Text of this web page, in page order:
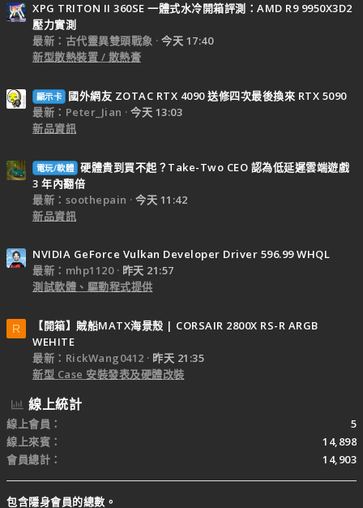
XPG TRITON II 360SE 一體式水冷開箱評測：AMD R9 9950X3D2
壓力實測
最新：古代靈異雙頭戰象
今天 17:40
新型散熱裝置 / 散熱膏
顯示卡
國外網友 ZOTAC RTX 4090 送修四次最後換來 RTX 5090
最新：Peter_Jian
今天 13:03
新品資訊
電玩/軟體 硬體貴到買不起？Take-Two CEO 認為低延遲雲端遊戲
3 年內翻倍
最新：soothepain
今天 11:42
新品資訊
NVIDIA GeForce Vulkan Developer Driver 596.99 WHQL
最新：mhp1120
昨天 21:57
測試軟體、驅動程式提供
R
【開箱】賊船MATX海景殼 | CORSAIR 2800X RS-R ARGB
WEHITE
最新：RickWang0412
昨天 21:35
新型 Case 安裝發表及硬體改裝
線上統計
線上會員
5
線上來賓
14,898
會員總計
14,903
包含隱身會員的總數。